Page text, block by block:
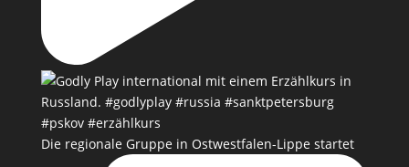
Die regionale Gruppe in Ostwestfalen-Lippe startet